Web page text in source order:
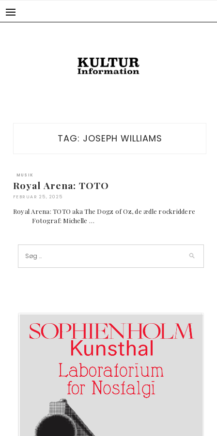
TAG: JOSEPH WILLIAMS
MUSIK
Royal Arena: TOTO
FEBRUAR 25, 2025
Royal Arena: TOTO aka The Dogz of Oz, de ædle rockriddere
Fotograf: Michelle …